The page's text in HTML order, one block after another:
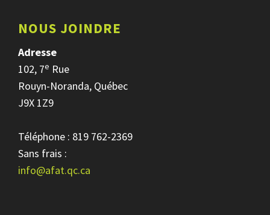
NOUS JOINDRE
Adresse
102, 7e Rue
Rouyn-Noranda, Québec
J9X 1Z9
Téléphone : 819 762-2369
Sans frais :
info@afat.qc.ca